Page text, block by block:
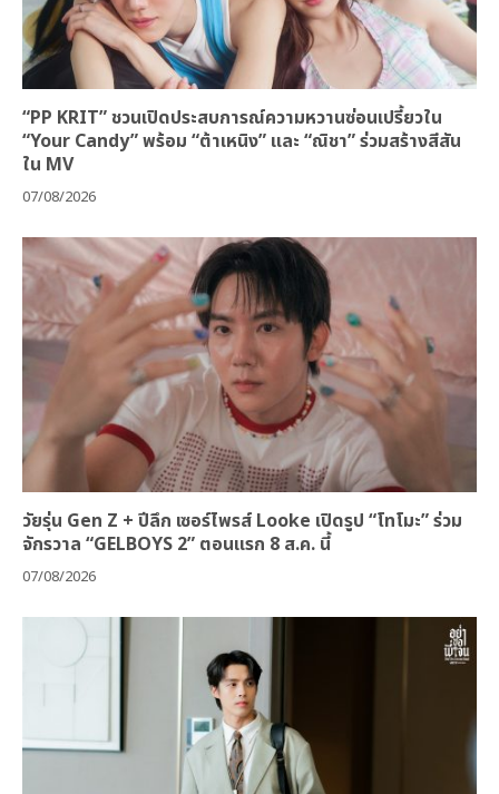
“PP KRIT” ชวนเปิดประสบการณ์ความหวานซ่อนเปรี้ยวใน
“Your Candy” พร้อม “ต้าเหนิง” และ “ณิชา” ร่วมสร้างสีสัน
ใน MV
07/08/2026
วัยรุ่น Gen Z + ปีลึก เซอร์ไพรส์ Looke เปิดรูป “โทโมะ” ร่วม
จักรวาล “GELBOYS 2” ตอนแรก 8 ส.ค. นี้
07/08/2026